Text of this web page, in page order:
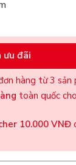
ưu đãi
hàng từ 3 sản
toàn quốc
10.000 VNĐ